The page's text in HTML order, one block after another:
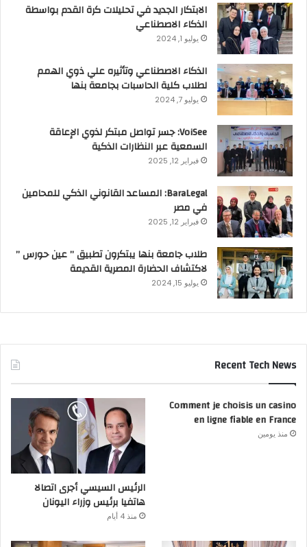
الابتكار الجديد في تحليلات كرة القدم بواسطة
الذكاء الاصطناعي
يوليو 1, 2024
الذكاء الاصطناعي وتأثيره علي ذوي الهمم
لطلاب كلية الحاسبات بجامعة بنها
يوليو 7, 2024
VoiSee: جسر تواصل مبتكر لذوي الإعاقة
السمعية عبر النظارات الذكية
فبراير 12, 2025
BaraLegal: المساعد القانوني الذكي للمحامين
في مصر
فبراير 12, 2025
طلاب جامعة بنها يبتكرون تطبيق ” عين حورس ”
لاكتشاف الحضارة المصرية القديمة
يوليو 15, 2024
Recent Tech News
Comment je choisis un casino
en ligne fiable en France
منذ يومين
الرئيس السيسي أجرى اتصالا
هاتفيا برئيس وزراء اليونان
منذ 4 أيام